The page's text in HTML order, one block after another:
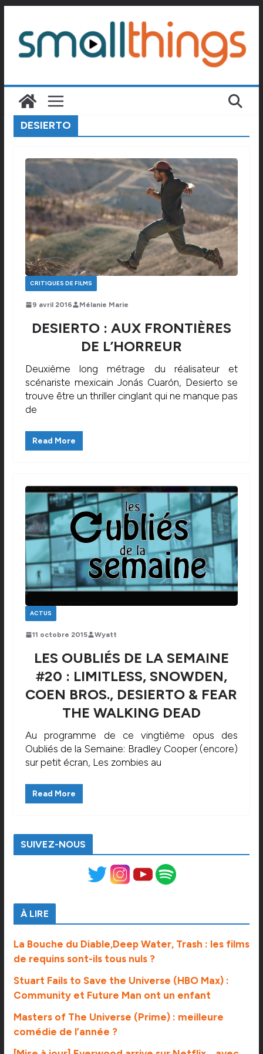
contenu
DESIERTO
CRITIQUES DE FILMS
9 avril 2016 Mélanie Marie
DESIERTO : AUX FRONTIÈRES
DE L’HORREUR
Deuxième long métrage du réalisateur et
scénariste mexicain Jonás Cuarón, Desierto se
trouve être un thriller cinglant qui ne manque pas
de
Read More
ACTUS
11 octobre 2015 Wyatt
LES OUBLIÉS DE LA SEMAINE
#20 : LIMITLESS, SNOWDEN,
COEN BROS., DESIERTO & FEAR
THE WALKING DEAD
Au programme de ce vingtième opus des
Oubliés de la Semaine: Bradley Cooper (encore)
sur petit écran, Les zombies au
Read More
SUIVEZ-NOUS
À LIRE
La Bouche du Diable,Deep Water, Trash : les films
de requins sont-ils tous nuls ?
Stuart Fails to Save the Universe (HBO Max) :
Community et Future Man ont un enfant
Masters of The Universe (Prime) : meilleure
comédie de l’année ?